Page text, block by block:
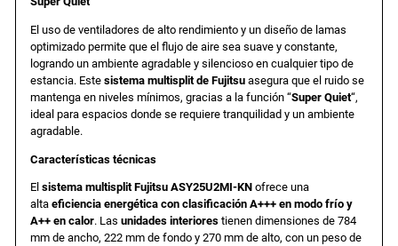
5
0
0
0
3
3
.
El uso de ventiladores de alto rendimiento y un diseño de lamas
optimizado permite que el flujo de aire sea suave y constante,
logrando un ambiente agradable y silencioso en cualquier tipo de
estancia. Este sistema multisplit de Fujitsuasegura que el ruido se
mantenga en niveles mínimos, gracias a la función “Super Quiet“,
ideal para espacios donde se requiere tranquilidad y un ambiente
agradable.
Características técnicas
El sistema multisplit Fujitsu ASY25U2MI-KNofrece una
alta eficiencia energética con clasificación A+++ en modo frío y
A++ en calor. Las unidades interiorestienen dimensiones de 784
mm de ancho, 222 mm de fondo y 270 mm de alto, con un peso de